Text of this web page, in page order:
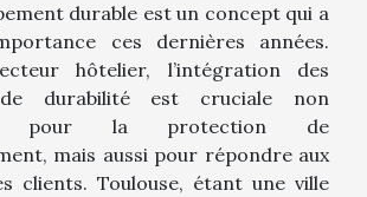
durable est un concept qui a
ces dernières années.
hôtelier, l’intégration des
durabilité est cruciale non
pour la protection de
mais aussi pour répondre aux
clients. Toulouse, étant une ville